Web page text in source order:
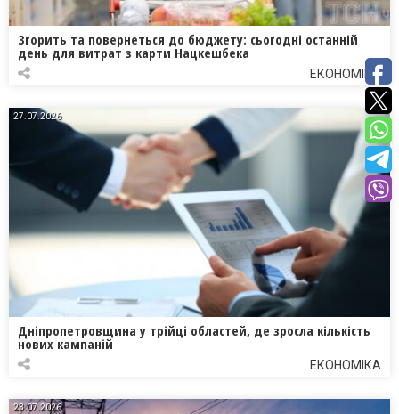
Згорить та повернеться до бюджету: сьогодні останній
день для витрат з карти Нацкешбека
ЕКОНОМІКА
27.07.2026
Дніпропетровщина у трійці областей, де зросла кількість
нових кампаній
ЕКОНОМІКА
23.07.2026